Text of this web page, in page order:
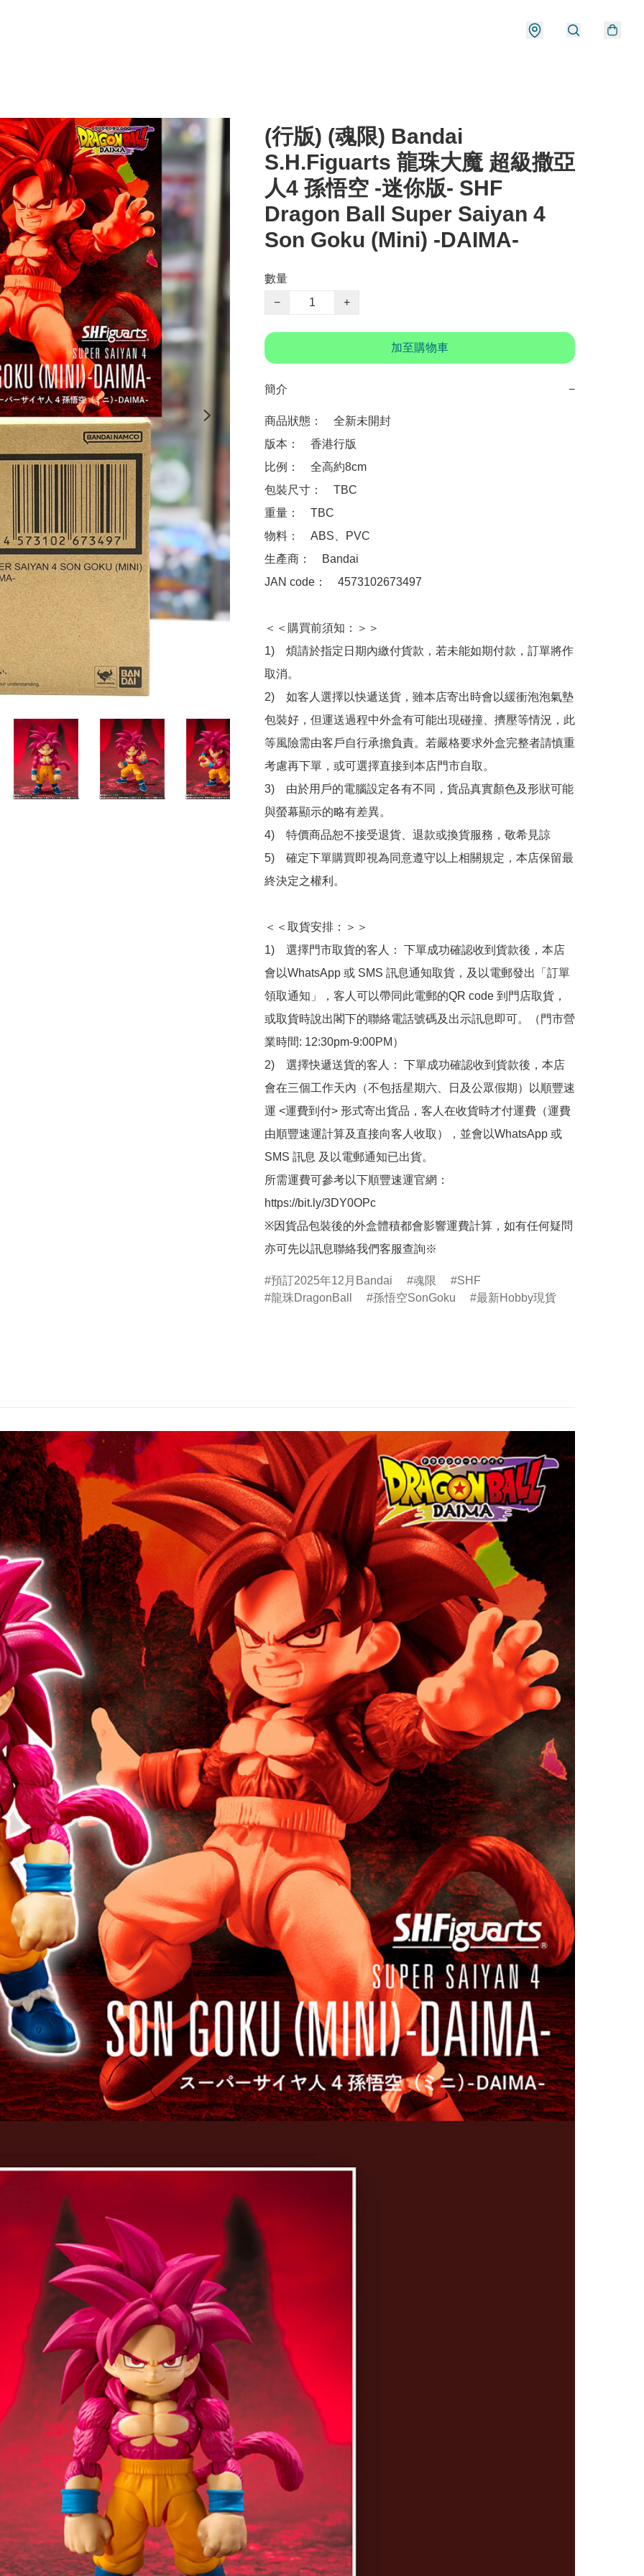
(行版) (魂限) Bandai
S.H.Figuarts 龍珠大魔 超級撒亞
人4 孫悟空 -迷你版- SHF
Dragon Ball Super Saiyan 4
Son Goku (Mini) -DAIMA-
數量
−
+
加至購物車
簡介 −
商品狀態：　全新未開封
版本：　香港行版
比例：　全高約8cm
包裝尺寸：　TBC
重量：　TBC
物料：　ABS、PVC
生產商：　Bandai
JAN code：　4573102673497
＜＜購買前須知：＞＞
1)　煩請於指定日期內繳付貨款，若未能如期付款，訂單將作
取消。
2)　如客人選擇以快遞送貨，雖本店寄出時會以緩衝泡泡氣墊
包裝好，但運送過程中外盒有可能出現碰撞、擠壓等情況，此
等風險需由客戶自行承擔負責。若嚴格要求外盒完整者請慎重
考慮再下單，或可選擇直接到本店門市自取。
3)　由於用戶的電腦設定各有不同，貨品真實顏色及形狀可能
與螢幕顯示的略有差異。
4)　特價商品恕不接受退貨、退款或換貨服務，敬希見諒
5)　確定下單購買即視為同意遵守以上相關規定，本店保留最
終決定之權利。
＜＜取貨安排：＞＞
1)　選擇門市取貨的客人： 下單成功確認收到貨款後，本店
會以WhatsApp 或 SMS 訊息通知取貨，及以電郵發出「訂單
領取通知」，客人可以帶同此電郵的QR code 到門店取貨，
或取貨時說出閣下的聯絡電話號碼及出示訊息即可。（門市營
業時間: 12:30pm-9:00PM）
2)　選擇快遞送貨的客人： 下單成功確認收到貨款後，本店
會在三個工作天內（不包括星期六、日及公眾假期）以順豐速
運 <運費到付> 形式寄出貨品，客人在收貨時才付運費（運費
由順豐速運計算及直接向客人收取），並會以WhatsApp 或
SMS 訊息 及以電郵通知已出貨。
所需運費可參考以下順豐速運官網：
https://bit.ly/3DY0OPc
※因貨品包裝後的外盒體積都會影響運費計算，如有任何疑問
亦可先以訊息聯絡我們客服查詢※
預訂2025年12月Bandai 魂限
SHF
龍珠DragonBall
孫悟空SonGoku 最新Hobby現貨